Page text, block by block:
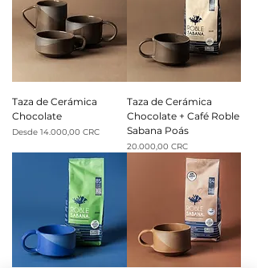
Taza de Cerámica
Chocolate
Desde 14.000,00 CRC
Precio de oferta
Taza de Cerámica
Chocolate + Café Roble
Sabana Poás
Precio
20.000,00 CRC